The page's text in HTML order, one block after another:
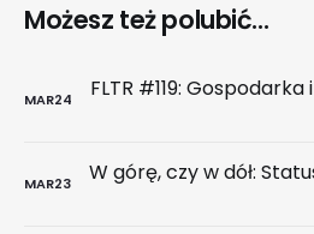
Możesz też polubić...
MAR24
MAR23